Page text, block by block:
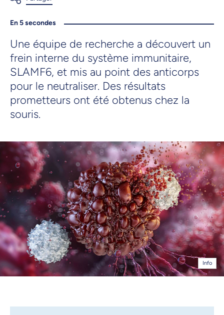
En 5 secondes
Une équipe de recherche a découvert un
frein interne du système immunitaire,
SLAMF6, et mis au point des anticorps
pour le neutraliser. Des résultats
prometteurs ont été obtenus chez la
souris.
Info